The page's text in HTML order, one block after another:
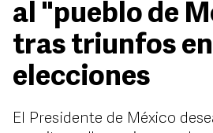
al "pueblo de
tras triunfos en
elecciones
El Presidente de México